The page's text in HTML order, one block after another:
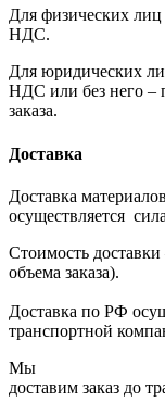
Для физических лиц
НДС.
Для юридических
НДС или без него –
заказа.
Доставка
Доставка
осуществляется
Стоимость доставки
объема заказа).
Доставка по РФ
транспортной
Мы
доставим заказ до